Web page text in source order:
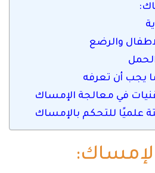
والرضع
ما يجب أن تعرفه
في معالجة الإمساك
علميًا للتحكم بالإمساك